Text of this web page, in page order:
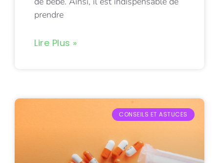
prendre
Lire Plus »
CONSEILS ET ASTUCES